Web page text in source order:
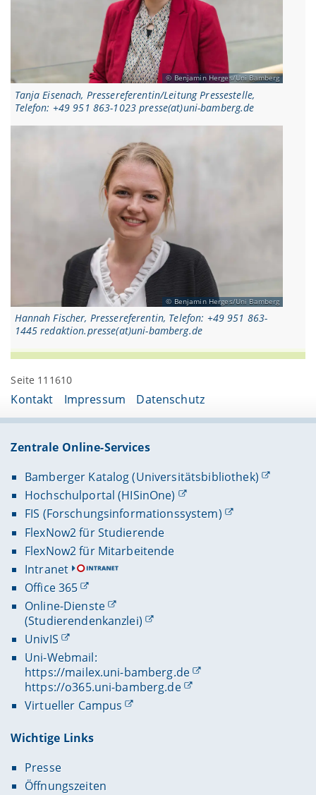
Benjamin Herges/Uni Bamberg
Tanja Eisenach, Pressereferentin/Leitung Pressestelle,
Telefon: +49 951 863-1023 presse(at)uni-bamberg.de
Benjamin Herges/Uni Bamberg
Hannah Fischer, Pressereferentin, Telefon: +49 951 863-
1445 redaktion.presse(at)uni-bamberg.de
Seite 111610
Kontakt Impressum Datenschutz
Zentrale Online-Services
Bamberger Katalog (Universitätsbibliothek)
Hochschulportal (HISinOne)
FIS (Forschungsinformationssystem)
FlexNow2 für Studierende
FlexNow2 für Mitarbeitende
Intranet
Office 365
Online-Dienste
(Studierendenkanzlei)
UnivIS
Uni-Webmail:
https://mailex.uni-bamberg.de
https://o365.uni-bamberg.de
Virtueller Campus
Wichtige Links
Presse
Öffnungszeiten